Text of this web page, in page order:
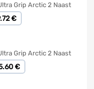
Grip Arctic 2 Naast
€
Grip Arctic 2 Naast
€